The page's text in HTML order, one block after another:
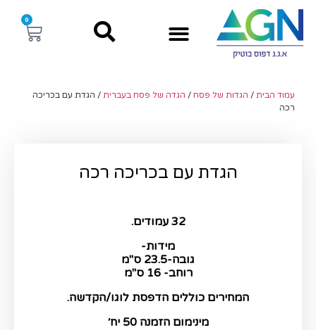
0
עמוד הבית / הגדות של פסח / הגדה של פסח בעברית​ / הגדת עם בכריכה
רכה
הגדת עם בכריכה רכה
32 עמודים.
מידות-
גובה-23.5 ס"מ
רוחב- 16 ס"מ
המחירים כוללים הדפסת לוגו/הקדשה.
מינימום הזמנה 50 יח׳